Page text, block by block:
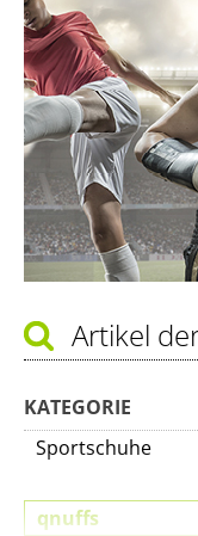
Artikel
KATEGORIE
Sportschuhe
qnuffs